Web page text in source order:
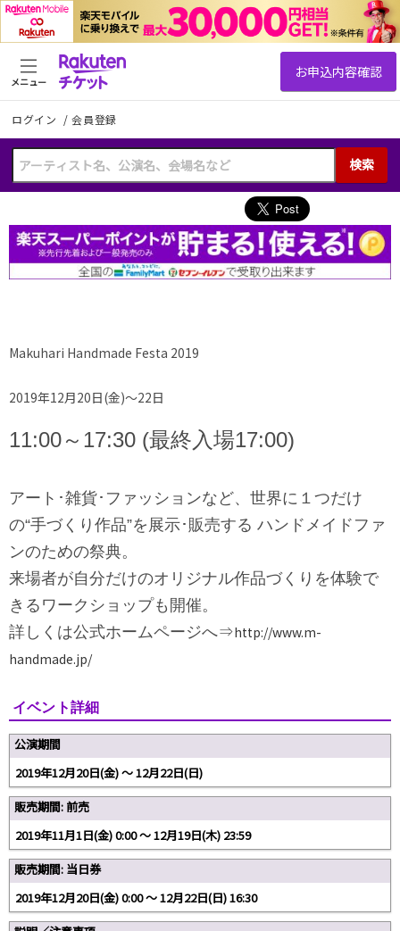
ログイン /会員登録
検索
メニュー
Makuhari Handmade Festa 2019
2019年12月20日(金)～22日
11:00～17:30 (最終入場17:00)
アート･雑貨･ファッションなど、世界に１つだけ
の“手づくり作品”を展示･販売する ハンドメイドファ
ンのための祭典。
来場者が自分だけのオリジナル作品づくりを体験で
きるワークショップも開催。
詳しくは公式ホームページへ⇒http://www.m-
handmade.jp/
イベント詳細
公演期間
2019年12月20日(金) 〜 12月22日(日)
販売期間: 前売
2019年11月1日(金) 0:00 〜 12月19日(木) 23:59
販売期間: 当日券
2019年12月20日(金) 0:00 〜 12月22日(日) 16:30